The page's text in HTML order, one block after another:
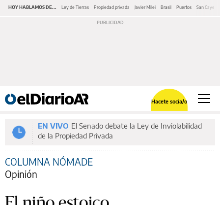
HOY HABLAMOS DE... Ley de Tierras Propiedad privada Javier Milei Brasil Puertos San
Hacete socia/o
EN VIVO El Senado debate la Ley de Inviolabilidad
de la Propiedad Privada
COLUMNA NÓMADE
Opinión